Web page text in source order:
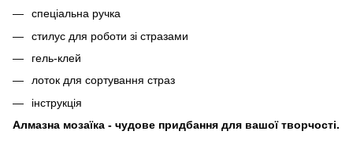
спеціальна ручка
стилус для роботи зі стразами
гель-клей
лоток для сортування страз
інструкція
Алмазна мозаїка - чудове придбання для вашої творчості.